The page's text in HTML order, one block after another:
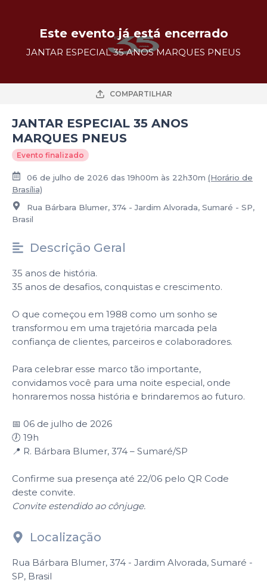
Este evento já está encerrado
JANTAR ESPECIAL 35 ANOS MARQUES PNEUS
COMPARTILHAR
JANTAR ESPECIAL 35 ANOS
MARQUES PNEUS
Evento finalizado
06 de julho de 2026 das 19h00m às 22h30m (Horário de
Brasília)
Rua Bárbara Blumer, 374 - Jardim Alvorada, Sumaré - SP,
Brasil
Descrição Geral
35 anos de história.
35 anos de desafios, conquistas e crescimento.
O que começou em 1988 como um sonho se
transformou em uma trajetória marcada pela
confiança de clientes, parceiros e colaboradores.
Para celebrar esse marco tão importante,
convidamos você para uma noite especial, onde
honraremos nossa história e brindaremos ao futuro.
📅 06 de julho de 2026
🕖 19h
📍 R. Bárbara Blumer, 374 – Sumaré/SP
Confirme sua presença até 22/06 pelo QR Code
deste convite.
Convite estendido ao cônjuge.
Localização
Rua Bárbara Blumer, 374 - Jardim Alvorada, Sumaré -
SP, Brasil